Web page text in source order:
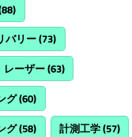
バリー(73)
レーザー(63)
グ(60)
グ(58) 計測工学(57)